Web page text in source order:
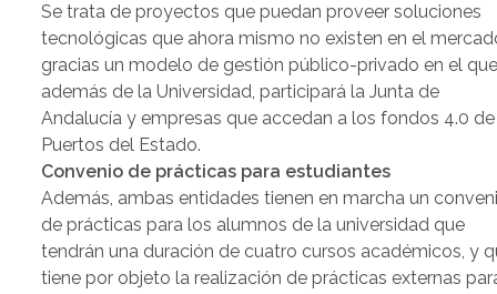
Se trata de proyectos que puedan proveer soluciones
tecnológicas que ahora mismo no existen en el
gracias un modelo de gestión público-privado en el
además de la Universidad, participará la Junta de
Andalucía y empresas que accedan a los fondos 4.0 de
Puertos del Estado.
Convenio de prácticas para estudiantes
Además, ambas entidades tienen en marcha un
de prácticas para los alumnos de la universidad que
tendrán una duración de cuatro cursos académicos, y
tiene por objeto la realización de prácticas externas